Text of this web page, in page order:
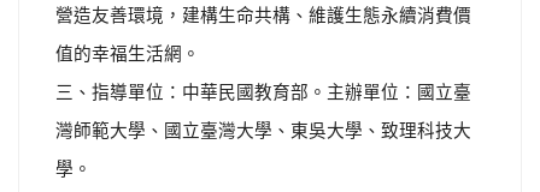
營造友善環境，建構生命共構、維護生態永續消費價
值的幸福生活網。
三、指導單位：中華民國教育部。主辦單位：國立臺
灣師範大學、國立臺灣大學、東吳大學、致理科技大
學。